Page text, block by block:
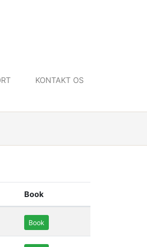
KONTAKT OS
Book
Book